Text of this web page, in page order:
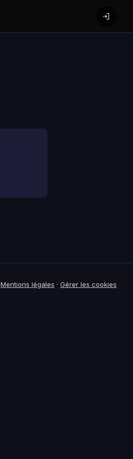
Mentions légales · Gérer les cookies